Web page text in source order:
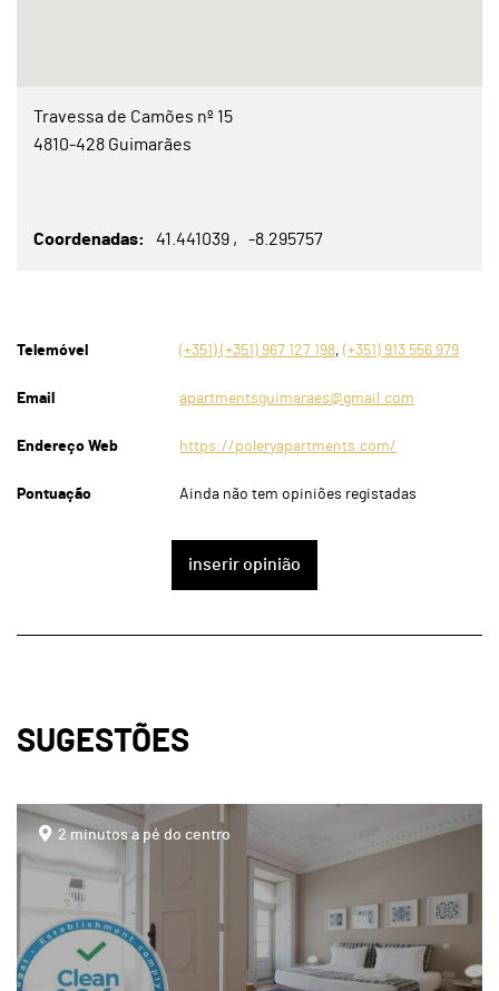
Travessa de Camões nº 15
4810-428 Guimarães
Coordenadas 41.441039 -8.295757
Telemóvel (+351) (+351) 967 127 198,(+351) 913 556 979
Email apartmentsguimaraes@gmail.com
Endereço Web https://poleryapartments.com/
Pontuação Ainda não tem opiniões registadas
inserir opinião
SUGESTÕES
page
2 minutos a pé do centro